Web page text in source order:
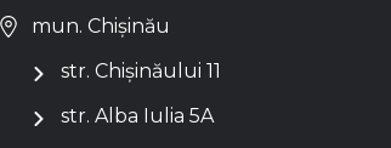
mun. Chișinău
str. Chișinăului 11
str. Alba Iulia 5A